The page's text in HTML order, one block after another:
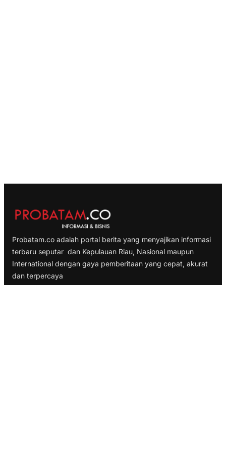
Probatam.co adalah portal berita yang menyajikan informasi
terbaru seputar dan Kepulauan Riau, Nasional maupun
International dengan gaya pemberitaan yang cepat, akurat
dan terpercaya